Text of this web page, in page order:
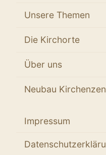
Unsere Themen
Die Kirchorte
Über uns
Neubau
Impressum